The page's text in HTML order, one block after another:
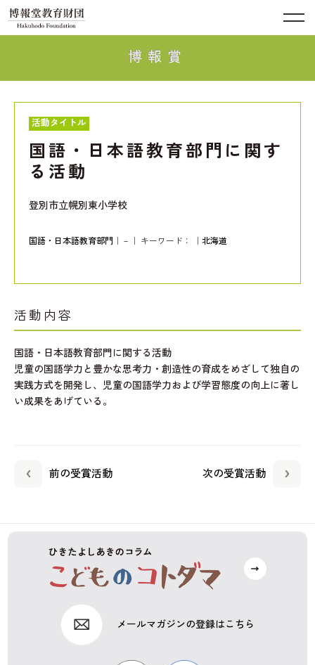
博報賞
活動タイトル
国語・日本語教育部門に関す
る活動
登別市立幌別東小学校
国語・日本語教育部門 ｜－｜ キーワード： 北海道
活動内容
国語・日本語教育部門に関する活動
児童の国語学力と豊かな思考力・創造性の育成をめざして独自の
実践方式を開発し、児童の国語学力および学習態度の向上に著し
い成果をあげている。
前の受賞活動 次の受賞活動
メールマガジンの登録はこちら